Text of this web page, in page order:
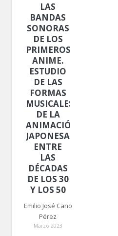
LAS
BANDAS
SONORAS
DE LOS
PRIMEROS
ANIME.
ESTUDIO
DE LAS
FORMAS
MUSICALES
DE LA
ANIMACIÓN
JAPONESA
ENTRE
LAS
DÉCADAS
DE LOS 30
Y LOS 50
Emilio José Cano
Pérez
Marzo 2023